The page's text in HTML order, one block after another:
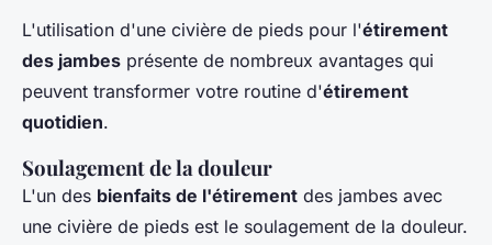
L'utilisation d'une civière de pieds pour l'étirement
des jambes présente de nombreux avantages qui
peuvent transformer votre routine d'étirement
quotidien.
Soulagement de la douleur
L'un des bienfaits de l'étirement des jambes avec
une civière de pieds est le soulagement de la douleur.